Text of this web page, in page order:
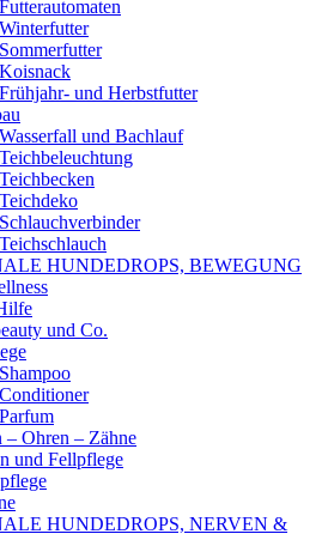
Futterautomaten
Winterfutter
Sommerfutter
Koisnack
Frühjahr- und Herbstfutter
Wasserfall und Bachlauf
Teichbeleuchtung
Teichbecken
Teichdeko
Schlauchverbinder
Teichschlauch
HUNDEDROPS, BEWEGUNG
und Co.
Shampoo
Conditioner
Parfum
– Ohren – Zähne
und Fellpflege
HUNDEDROPS, NERVEN &